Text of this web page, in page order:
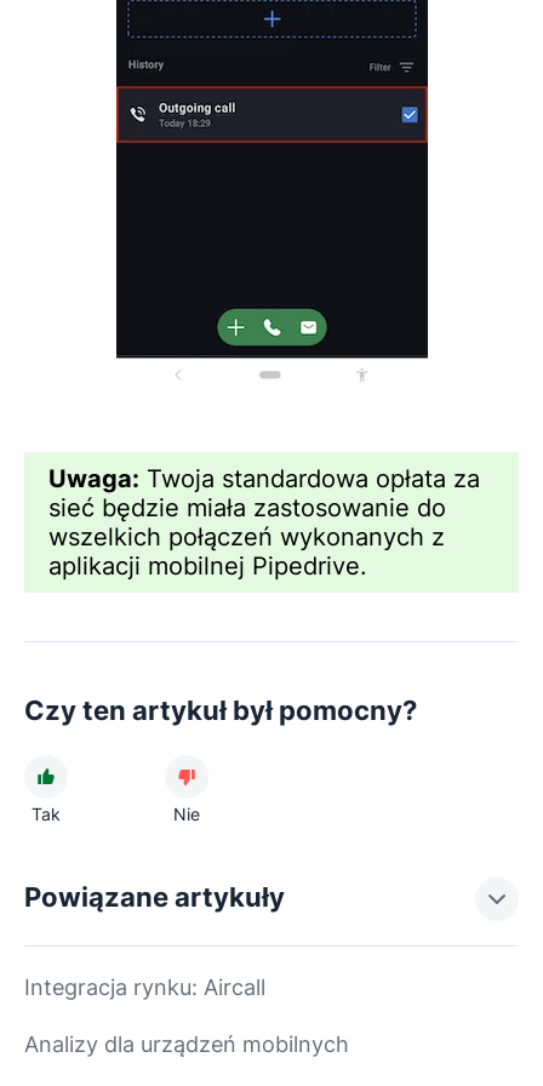
Uwaga: Twoja standardowa opłata za
sieć będzie miała zastosowanie do
wszelkich połączeń wykonanych z
aplikacji mobilnej Pipedrive.
Czy ten artykuł był pomocny?
Tak Nie
Powiązane artykuły
Integracja rynku: Aircall
Analizy dla urządzeń mobilnych